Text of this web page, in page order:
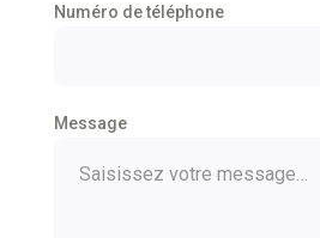
Numéro de téléphone
Message